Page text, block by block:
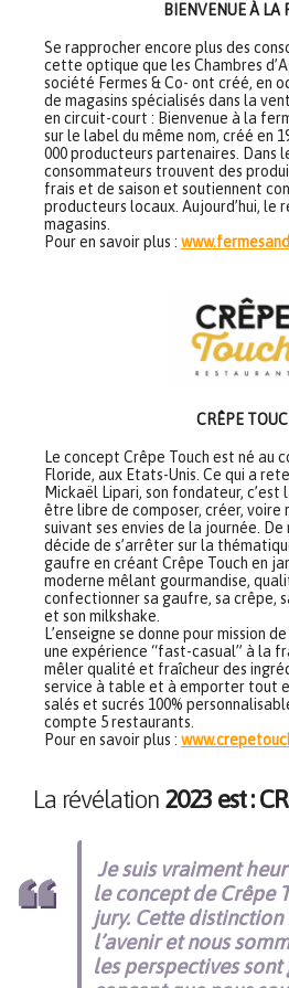
BIENVENUE À LA
Se rapprocher encore plus des
cette optique que les Chambres
société Fermes & Co- ont créé, en
de magasins spécialisés dans la
en circuit-court : Bienvenue à la
sur le label du même nom, créé en
000 producteurs partenaires. Dans
consommateurs trouvent des
frais et de saison et soutiennent
producteurs locaux. Aujourd’hui, le
magasins.
Pour en savoir plus :
CRÊPE
Le concept Crêpe Touch est né au
Floride, aux Etats-Unis. Ce qui a
Mickaël Lipari, son fondateur, c’est
être libre de composer, créer, voire
suivant ses envies de la journée.
décide de s’arrêter sur la
gaufre en créant Crêpe Touch en
moderne mêlant gourmandise,
confectionner sa gaufre, sa crêpe,
et son milkshake.
L’enseigne se donne pour mission
une expérience “fast-casual” à la
mêler qualité et fraîcheur des
service à table et à emporter tout
salés et sucrés 100%
compte 5 restaurants.
Pour en savoir plus :
La révélation 2023 est :
Je suis vraiment
le concept de Crêpe
jury. Cette
l’avenir et nous
les perspectives sont